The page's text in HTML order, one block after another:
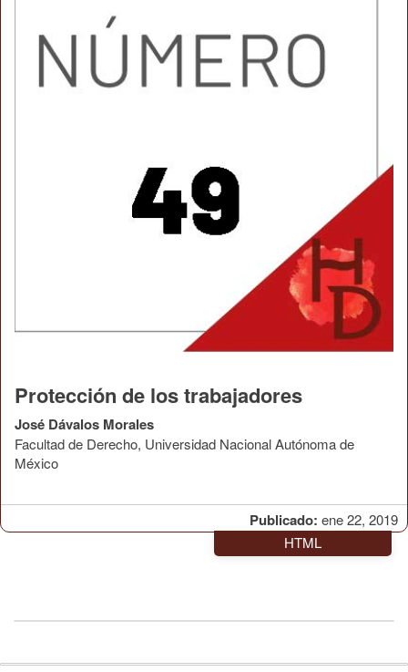
Publicado: ene 22, 2019
Protección de los trabajadores
José Dávalos Morales
Facultad de Derecho, Universidad Nacional Autónoma de
México
HTML